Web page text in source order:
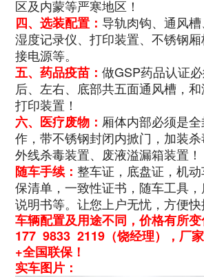
区及内蒙等严寒地区！
四、选装配置：导轨肉钩、通风
湿度记录仪、打印装置、不锈钢
接电源等。
五、药品疫苗：做GSP药品认证
后、左右、底部共五面通风槽，
打印装置！
六、医疗废物： 厢体内部必须是
作，带不锈钢封闭内掀门，加装
外线杀毒装置、废液溢漏箱装置！
随车手续：整车证，底盘证，机
保清单，一致性证书，随车工具
说明书等。让您上户无忧，方便快
车辆配置及用途不同，价格有所变
177 9833 2119（饶经理），厂
+全国联保！
实车图片：